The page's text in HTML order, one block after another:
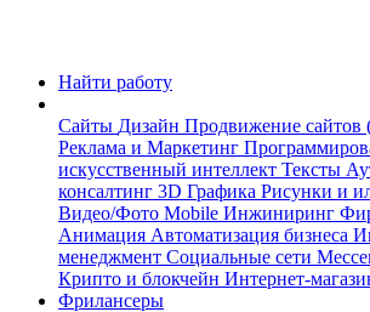
Найти работу
Сайты Дизайн Продвижение сайтов
Реклама и Маркетинг
искусственный интеллект Тексты
консалтинг 3D Графика Рисунки и
Видео/Фото Mobile Инжиниринг
Анимация Автоматизация бизнеса
менеджмент Социальные сети
Крипто и блокчейн Интернет-
Фрилансеры